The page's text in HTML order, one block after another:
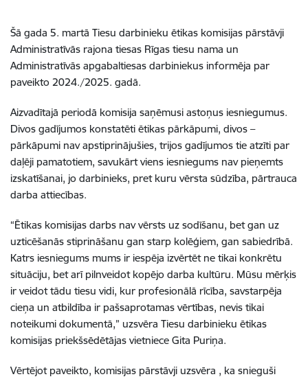
Šā gada 5. martā Tiesu darbinieku ētikas komisijas pārstāvji
Administratīvās rajona tiesas Rīgas tiesu nama un
Administratīvās apgabaltiesas darbiniekus informēja par
paveikto 2024./2025. gadā.
Aizvadītajā periodā komisija saņēmusi astoņus iesniegumus.
Divos gadījumos konstatēti ētikas pārkāpumi, divos –
pārkāpumi nav apstiprinājušies, trijos gadījumos tie atzīti par
daļēji pamatotiem, savukārt viens iesniegums nav pieņemts
izskatīšanai, jo darbinieks, pret kuru vērsta sūdzība, pārtrauca
darba attiecības.
“Ētikas komisijas darbs nav vērsts uz sodīšanu, bet gan uz
uzticēšanās stiprināšanu gan starp kolēģiem, gan sabiedrībā.
Katrs iesniegums mums ir iespēja izvērtēt ne tikai konkrētu
situāciju, bet arī pilnveidot kopējo darba kultūru. Mūsu mērķis
ir veidot tādu tiesu vidi, kur profesionālā rīcība, savstarpēja
cieņa un atbildība ir pašsaprotamas vērtības, nevis tikai
noteikumi dokumentā,” uzsvēra Tiesu darbinieku ētikas
komisijas priekšsēdētājas vietniece Gita Puriņa.
Vērtējot paveikto, komisijas pārstāvji uzsvēra , ka snieguši